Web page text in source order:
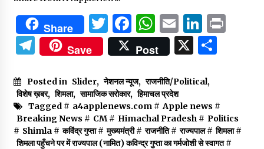
Share Twitter
Facebook
WhatsApp
Email
Telegram
Save Post X
Posted in Slider, नेशनल न्यूज, राजनीति/Political,
विशेष ख़बर, शिमला, सामाजिक सरोकार, हिमाचल प्रदेश
Tagged # a4applenews.com# Apple news #
Breaking News # CM# Himachal Pradesh# Politics
# Shimla# कविंद्र गुप्ता# मुख्यमंत्री# राजनीति# राज्यपाल# शिमला#
शिमला पहुँचने पर में राज्यपाल (नामित) कविन्द्र गुप्ता का गर्मजोशी से स्वागत#